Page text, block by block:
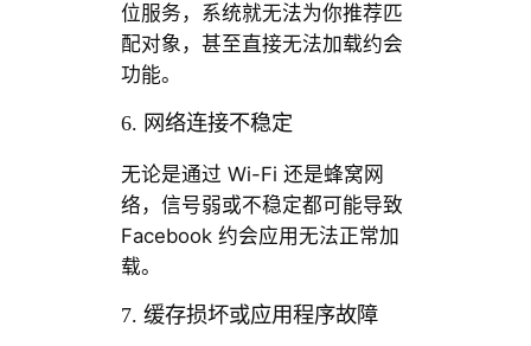
位服务，系统就无法为你推荐匹
配对象，甚至直接无法加载约会
功能。
6. 网络连接不稳定
无论是通过 Wi-Fi 还是蜂窝网
络，信号弱或不稳定都可能导致
Facebook 约会应用无法正常加
载。
7. 缓存损坏或应用程序故障